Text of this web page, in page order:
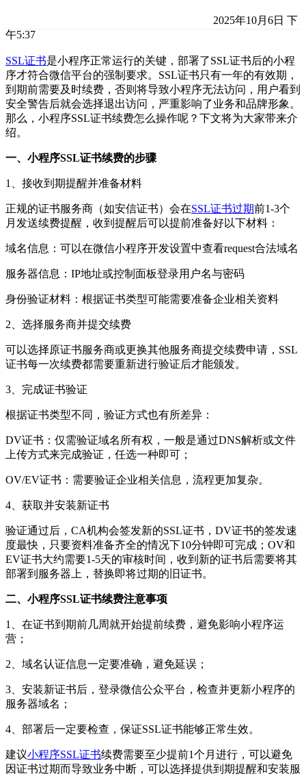
2025年10月6日 下
午5:37
SSL证书是小程序正常运行的关键，部署了SSL证书后的小程
序才符合微信平台的强制要求。SSL证书只有一年的有效期，
到期前需要及时续费，否则将导致小程序无法访问，用户看到
安全警告后就会选择退出访问，严重影响了业务和品牌形象。
那么，小程序SSL证书续费怎么操作呢？下文将为大家带来介
绍。
一、小程序SSL证书续费的步骤
1、接收到期提醒并准备材料
正规的证书服务商（如安信证书）会在SSL证书过期前1-3个
月发送续费提醒，收到提醒后可以提前准备好以下材料：
域名信息：可以在微信小程序开发设置中查看request合法域名
服务器信息：IP地址或控制面板登录用户名与密码
身份验证材料：根据证书类型可能需要准备企业相关资料
2、选择服务商并提交续费
可以选择原证书服务商或更换其他服务商提交续费申请，SSL
证书每一次续费都需要重新进行验证后才能颁发。
3、完成证书验证
根据证书类型不同，验证方式也有所差异：
DV证书：仅需验证域名所有权，一般是通过DNS解析或文件
上传方式来完成验证，任选一种即可；
OV/EV证书：需要验证企业相关信息，流程更加复杂。
4、获取并安装新证书
验证通过后，CA机构会签发新的SSL证书，DV证书的签发速
度最快，只要资料准备齐全的情况下10分钟即可完成；OV和
EV证书大约需要1-5天的审核时间，收到新的证书后需要将其
部署到服务器上，替换即将过期的旧证书。
二、小程序SSL证书续费注意事项
1、在证书到期前几周就开始提前续费，避免影响小程序运
营；
2、域名认证信息一定要准确，避免延误；
3、安装新证书后，登录微信公众平台，检查并更新小程序的
服务器域名；
4、部署后一定要检查，保证SSL证书能够正常生效。
建议小程序SSL证书续费需要至少提前1个月进行，可以避免
因证书过期而导致业务中断，可以选择提供到期提醒和安装服